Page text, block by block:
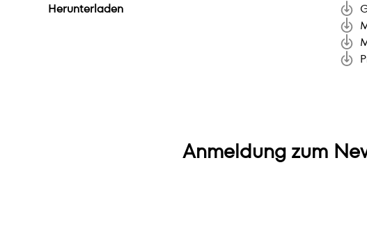
Herunterladen
Anmeldung zum